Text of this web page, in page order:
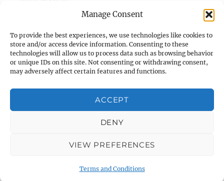
Manage Consent
To provide the best experiences, we use technologies like cookies to
store and/or access device information. Consenting to these
technologies will allow us to process data such as browsing behavior
or unique IDs on this site. Not consenting or withdrawing consent,
may adversely affect certain features and functions.
ACCEPT
DENY
VIEW PREFERENCES
Terms and Conditions
ホーム
マツダ・ロードスター NC の小部屋
Terms and Conditions